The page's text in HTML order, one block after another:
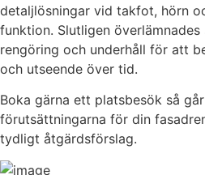
detaljlösningar vid takfot, hörn
funktion. Slutligen
rengöring och underhåll för att
och utseende över tid.
Boka gärna ett platsbesök så
förutsättningarna för din
tydligt åtgärdsförslag.